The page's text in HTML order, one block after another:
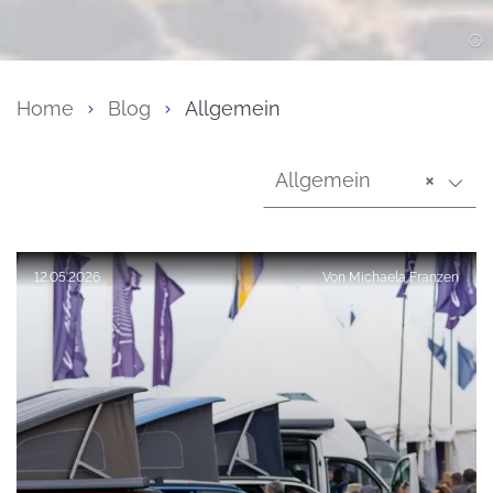
Home Blog Allgemein
×
Allgemein
Veröffentlicht am:
12.05.2026 VonMichaela Franzen